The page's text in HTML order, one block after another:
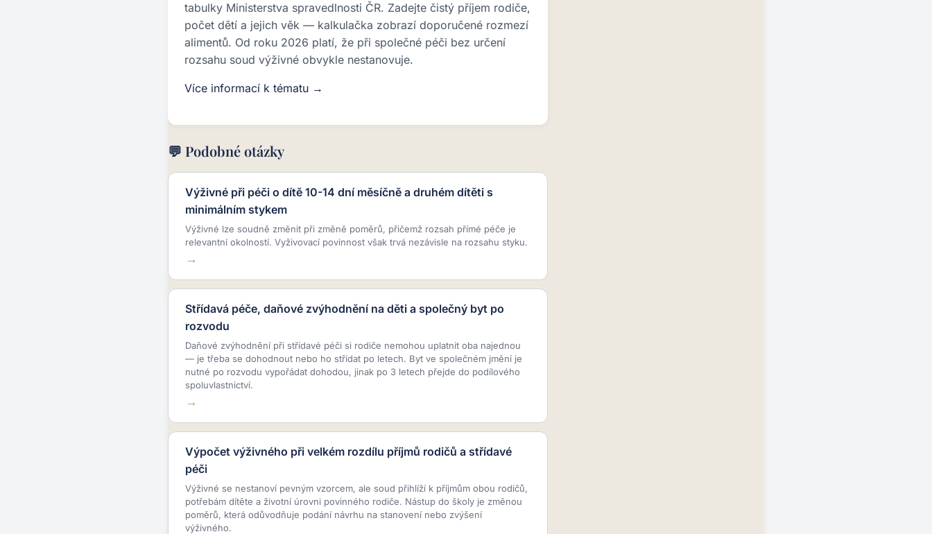
tabulky Ministerstva spravedlnosti ČR. Zadejte čistý příjem rodiče,
počet dětí a jejich věk — kalkulačka zobrazí doporučené rozmezí
alimentů. Od roku 2026 platí, že při společné péči bez určení
rozsahu soud výživné obvykle nestanovuje.
Více informací k tématu →
💬 Podobné otázky
Výživné při péči o dítě 10-14 dní měsíčně a druhém dítěti s
minimálním stykem
Výživné lze soudně změnit při změně poměrů, přičemž rozsah přímé péče je
relevantní okolností. Vyživovací povinnost však trvá nezávisle na rozsahu styku.
Střídavá péče, daňové zvýhodnění na děti a společný byt po
rozvodu
Daňové zvýhodnění při střídavé péči si rodiče nemohou uplatnit oba najednou
— je třeba se dohodnout nebo ho střídat po letech. Byt ve společném jmění je
nutné po rozvodu vypořádat dohodou, jinak po 3 letech přejde do podílového
spoluvlastnictví.
Výpočet výživného při velkém rozdílu příjmů rodičů a střídavé
péči
Výživné se nestanoví pevným vzorcem, ale soud přihlíží k příjmům obou rodičů,
potřebám dítěte a životní úrovni povinného rodiče. Nástup do školy je změnou
poměrů, která odůvodňuje podání návrhu na stanovení nebo zvýšení
výživného.